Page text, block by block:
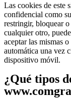
Las cookies de este
confidencial como
restringir, bloquear
cualquier otro,
aceptar las mismas
automática una vez
dispositivo móvil.
¿Qué tipos